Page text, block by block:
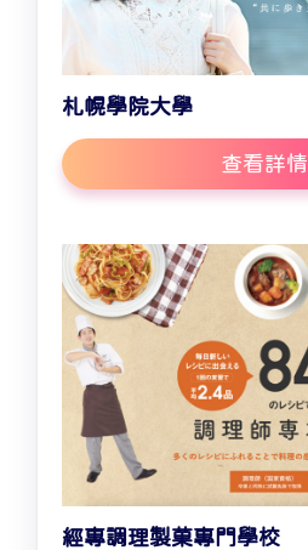
札幌學院大學
查看詳情
經專調理製菓專門學校